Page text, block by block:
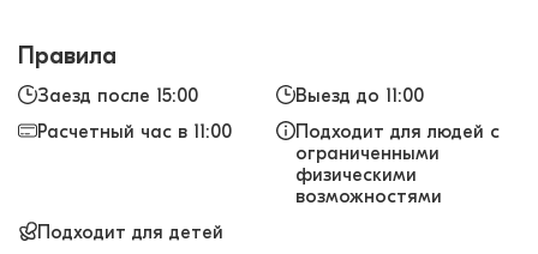
Правила
Заезд после 15:00
Выезд до 11:00
Расчетный час в 11:00
Подходит для людей с
ограниченными
физическими
возможностями
Подходит для детей